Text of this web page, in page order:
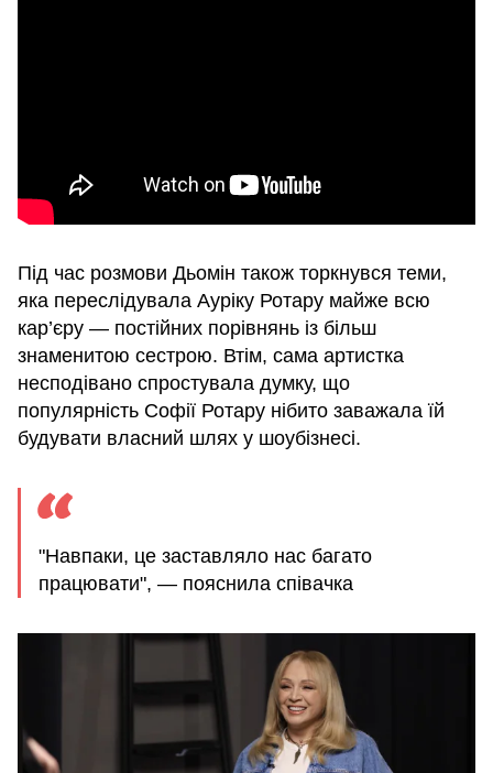
Під час розмови Дьомін також торкнувся теми,
яка переслідувала Ауріку Ротару майже всю
кар’єру — постійних порівнянь із більш
знаменитою сестрою. Втім, сама артистка
несподівано спростувала думку, що
популярність Софії Ротару нібито заважала їй
будувати власний шлях у шоубізнесі.
"Навпаки, це заставляло нас багато
працювати", — пояснила співачка